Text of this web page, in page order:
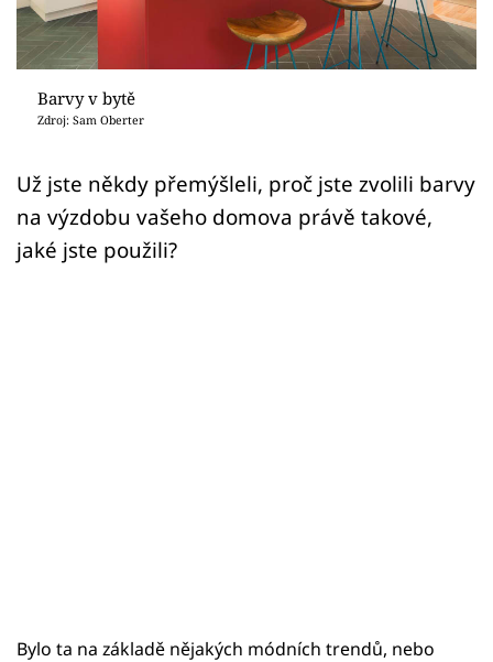
Barvy v bytě
Zdroj: Sam Oberter
Už jste někdy přemýšleli, proč jste zvolili barvy
na výzdobu vašeho domova právě takové,
jaké jste použili?
Bylo ta na základě nějakých módních trendů, nebo